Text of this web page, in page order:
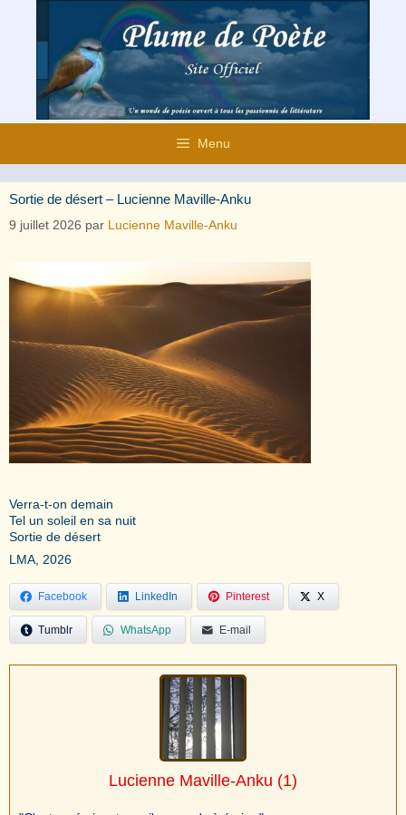
contenu
Menu
Sortie de désert – Lucienne Maville-Anku
9 juillet 2026 par Lucienne Maville-Anku
Verra-t-on demain
Tel un soleil en sa nuit
Sortie de désert
LMA, 2026
Facebook LinkedIn Pinterest X
Tumblr WhatsApp E-mail
Lucienne Maville-Anku (1)